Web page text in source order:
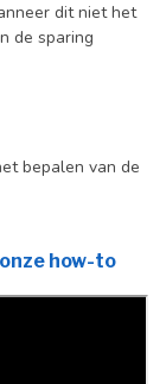
dit niet het
de sparing
bepalen van de
how-to